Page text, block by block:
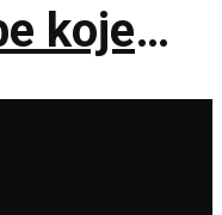
koje